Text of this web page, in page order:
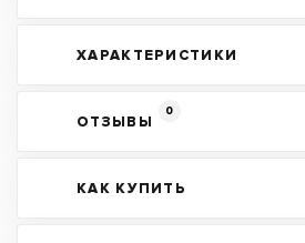
ХАРАКТЕРИСТИКИ
ОТЗЫВЫ
0
КАК КУПИТЬ